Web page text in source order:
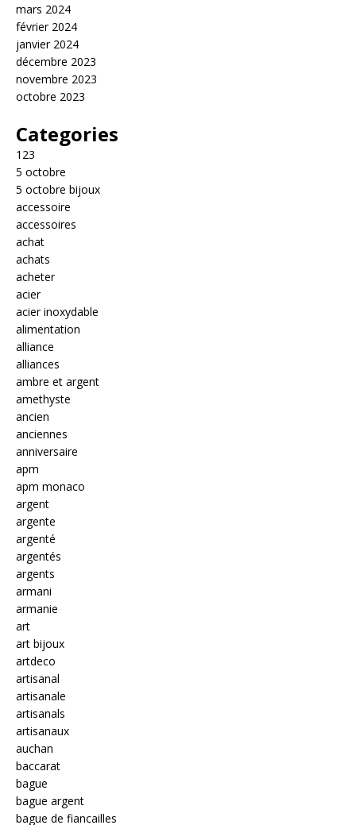
mars 2024
février 2024
janvier 2024
décembre 2023
novembre 2023
octobre 2023
Categories
123
5 octobre
5 octobre bijoux
accessoire
accessoires
achat
achats
acheter
acier
acier inoxydable
alimentation
alliance
alliances
ambre et argent
amethyste
ancien
anciennes
anniversaire
apm
apm monaco
argent
argente
argenté
argentés
argents
armani
armanie
art
art bijoux
artdeco
artisanal
artisanale
artisanals
artisanaux
auchan
baccarat
bague
bague argent
bague de fiancailles